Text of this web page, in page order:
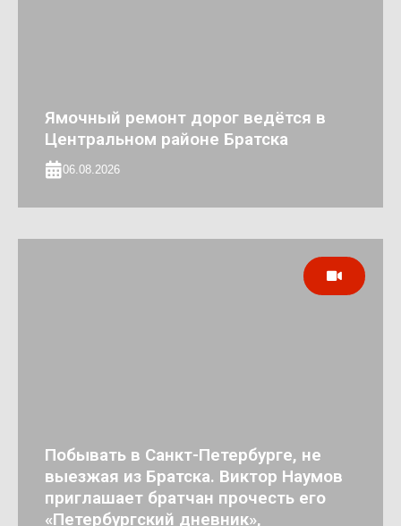
Ямочный ремонт дорог ведётся в
Центральном районе Братска
06.08.2026
Побывать в Санкт-Петербурге, не
выезжая из Братска. Виктор Наумов
приглашает братчан прочесть его
«Петербургский дневник»,